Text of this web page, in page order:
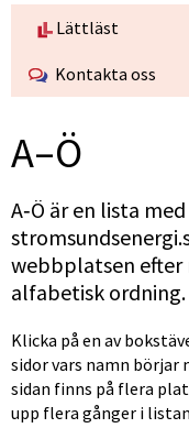
Lättläst
Kontakta oss
A–Ö
A‑Ö är en lista
webbplatsen efter
alfabetisk ordning.
Klicka på en av
sidor vars namn börjar
sidan finns på flera
upp flera gånger i